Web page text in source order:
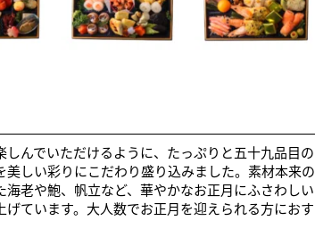
しんでいただけるように、たっぷりと五十九品目の
美しい彩りにこだわり盛り込みました。素材本来の
海老や鮑、帆立など、華やかなお正月にふさわしい
げています。大人数でお正月を迎えられる方におす